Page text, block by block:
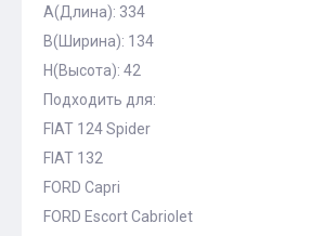
A(Длина): 334
B(Ширина): 134
H(Высота): 42
Подходить для:
FIAT 124 Spider
FIAT 132
FORD Capri
FORD Escort Cabriolet